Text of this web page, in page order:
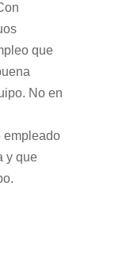
que
No en
empleado
y que